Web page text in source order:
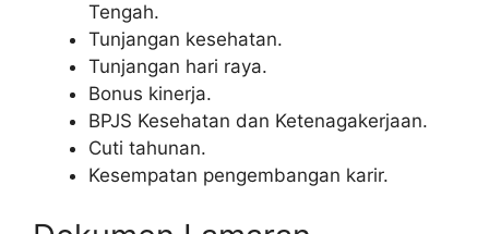
Tengah.
Tunjangan kesehatan.
Tunjangan hari raya.
Bonus kinerja.
BPJS Kesehatan dan Ketenagakerjaan.
Cuti tahunan.
Kesempatan pengembangan karir.